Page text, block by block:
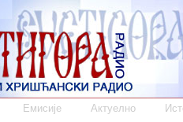
Емисије Актуелно